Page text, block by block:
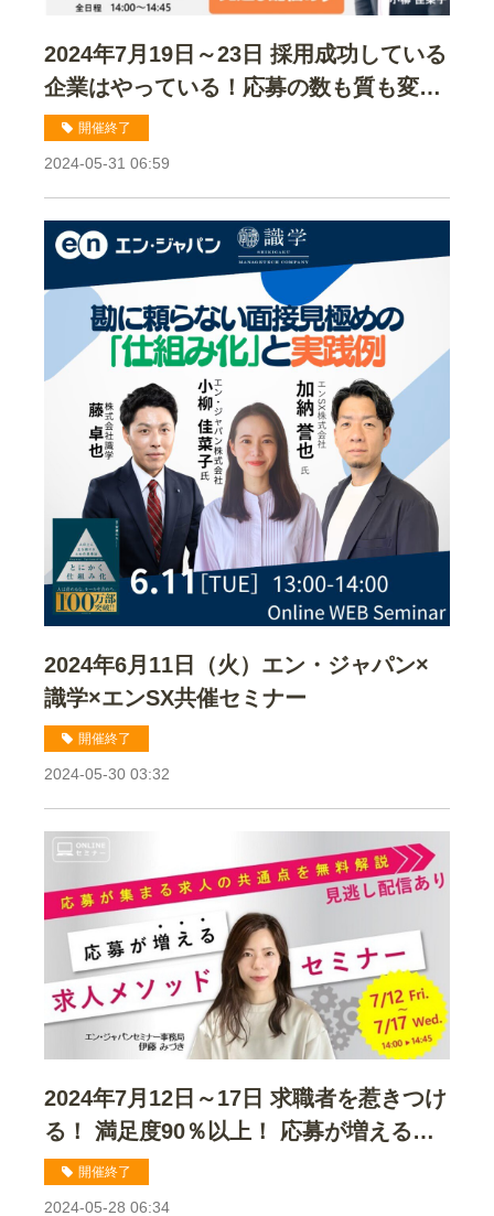
2024年7月19日～23日 採用成功している
企業はやっている！応募の数も質も変わ
る採用ブランディングセミナー
開催終了
2024-05-31 06:59
2024年6月11日（火）エン・ジャパン×
識学×エンSX共催セミナー
開催終了
2024-05-30 03:32
2024年7月12日～17日 求職者を惹きつけ
る！ 満足度90％以上！ 応募が増える
「求人メソッド」セミナーセミナー
開催終了
2024-05-28 06:34